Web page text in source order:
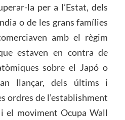
la per a l’Estat, dels
o de les grans famílies
amb el règim
estaven en contra de
sobre el Japó o
llançar, dels últims i
ordres de l’establishment
el moviment Ocupa Wall